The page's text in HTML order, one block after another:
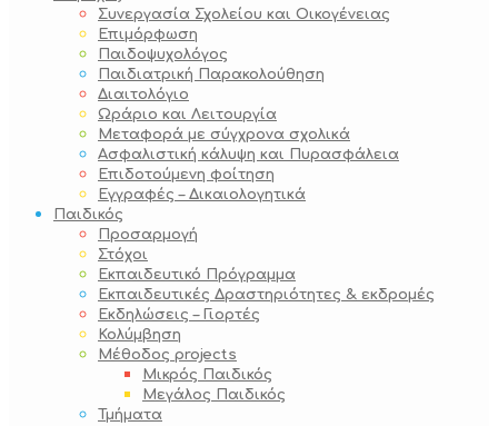
Συνεργασία Σχολείου και Οικογένειας
Επιμόρφωση
Παιδοψυχολόγος
Παιδιατρική Παρακολούθηση
Διαιτολόγιο
Ωράριο και Λειτουργία
Μεταφορά με σύγχρονα σχολικά
Ασφαλιστική κάλυψη και Πυρασφάλεια
Επιδοτούμενη φοίτηση
Εγγραφές – Δικαιολογητικά
Παιδικός
Προσαρμογή
Στόχοι
Εκπαιδευτικό Πρόγραμμα
Εκπαιδευτικές Δραστηριότητες & εκδρομές
Εκδηλώσεις – Γιορτές
Κολύμβηση
Μέθοδος projects
Μικρός Παιδικός
Μεγάλος Παιδικός
Τμήματα